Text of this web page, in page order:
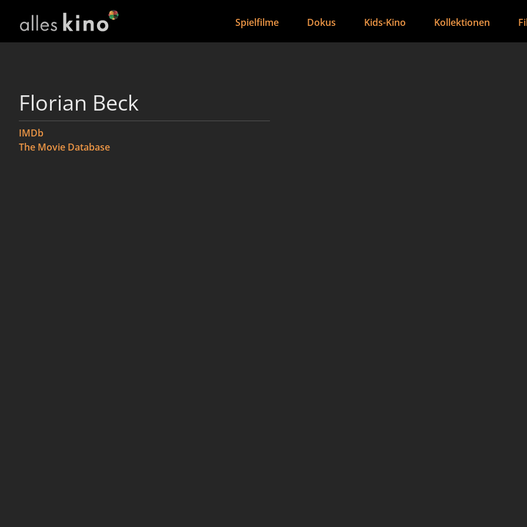
Spielfilme Dokus Kids-Kino Kollektionen
Florian Beck
IMDb
The Movie Database